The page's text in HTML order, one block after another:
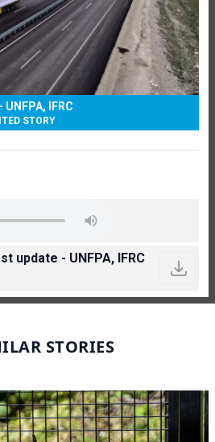
IFRC
STORY
update - UNFPA, IFRC
STORIES